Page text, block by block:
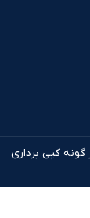
کپی برداری